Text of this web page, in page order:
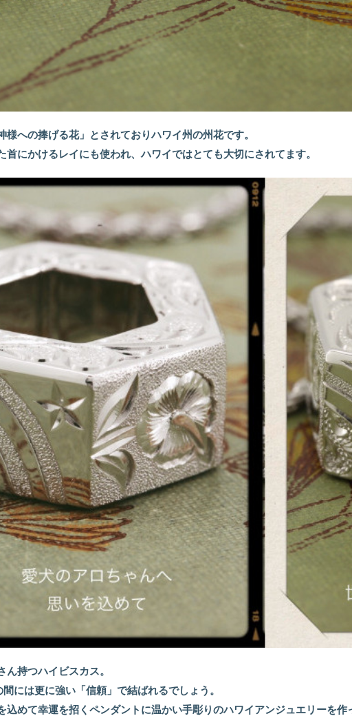
様への捧げる花」とされておりハワイ州の州花です。
首にかけるレイにも使われ、ハワイではとても大切にされてます。
ん持つハイビスカス。
には更に強い「信頼」で結ばれるでしょう。
込めて幸運を招くペンダントに温かい手彫りのハワイアンジュエリーを作